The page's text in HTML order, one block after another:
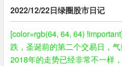
2022/12/22日绿圈股市日记
[color=rgb(64, 64, 64)
跌，圣诞前的第二个交易日，
2018年的走势已经非常不一样